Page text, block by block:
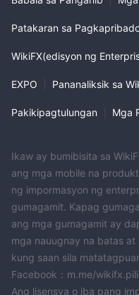
Patakaran sa
WikiFX(edisyon ng
EXPO Pananaliksik sa
Pakikipagtulungan Mga
Ikaw ay bumibisita sa
ang mga mobile na
ng impormasyon ng
gumagamit. Kapag
ang mga gumagamit ay
mga nauugnay na batas
kung saan sila
Facebook：m.me/
Ang lisensya o iba pang